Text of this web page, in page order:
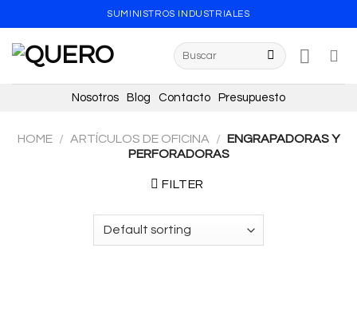
to
content
SUMINISTROS INDUSTRIALES
Search
for:
Nosotros Blog Contacto Presupuesto
HOME / ARTÍCULOS DE OFICINA /
ENGRAPADORAS Y
PERFORADORAS
FILTER